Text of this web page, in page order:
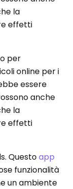
la
effetti
per
online per i
essere
anche
la
effetti
Questoapp
funzionalità
un ambiente